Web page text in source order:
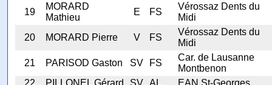
19
MORARD
Mathieu
E FS
Vérossaz Dents du
Midi
20
MORARD Pierre V FS
Vérossaz Dents du
Midi
21
PARISOD Gaston SV FS
Car. de Lausanne
Montbenon
22
PILLONEL Gérard SV AL
EAN St-Georges